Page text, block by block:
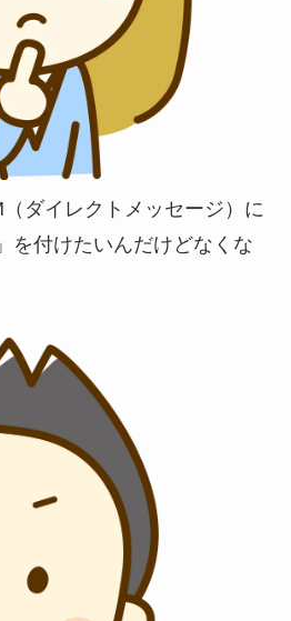
ダイレクトメッセージ）に
を付けたいんだけどなくな